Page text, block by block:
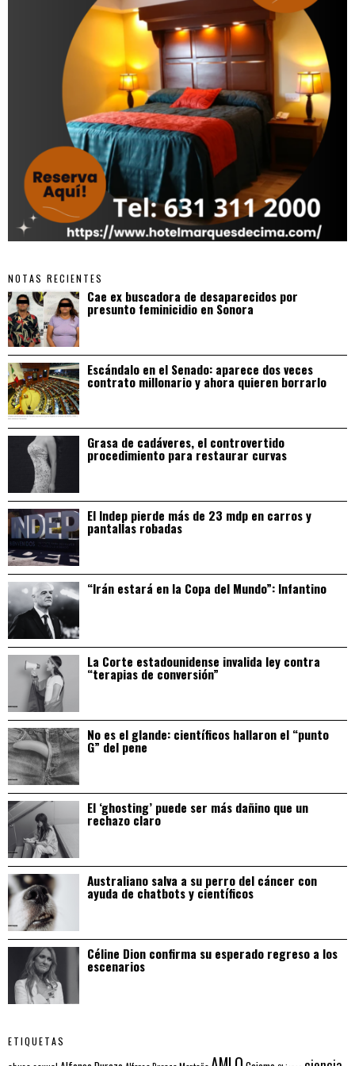
NOTAS RECIENTES
Cae ex buscadora de desaparecidos por
presunto feminicidio en Sonora
Escándalo en el Senado: aparece dos veces
contrato millonario y ahora quieren borrarlo
Grasa de cadáveres, el controvertido
procedimiento para restaurar curvas
El Indep pierde más de 23 mdp en carros y
pantallas robadas
“Irán estará en la Copa del Mundo”: Infantino
La Corte estadounidense invalida ley contra
“terapias de conversión”
No es el glande: científicos hallaron el “punto
G” del pene
El ‘ghosting’ puede ser más dañino que un
rechazo claro
Australiano salva a su perro del cáncer con
ayuda de chatbots y científicos
Céline Dion confirma su esperado regreso a los
escenarios
ETIQUETAS